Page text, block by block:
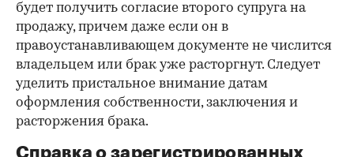
будет получить согласие второго супруга на
продажу, причем даже если он в
правоустанавливающем документе не числится
владельцем или брак уже расторгнут. Следует
уделить пристальное внимание датам
оформления собственности, заключения и
расторжения брака.
Справка о зарегистрированных